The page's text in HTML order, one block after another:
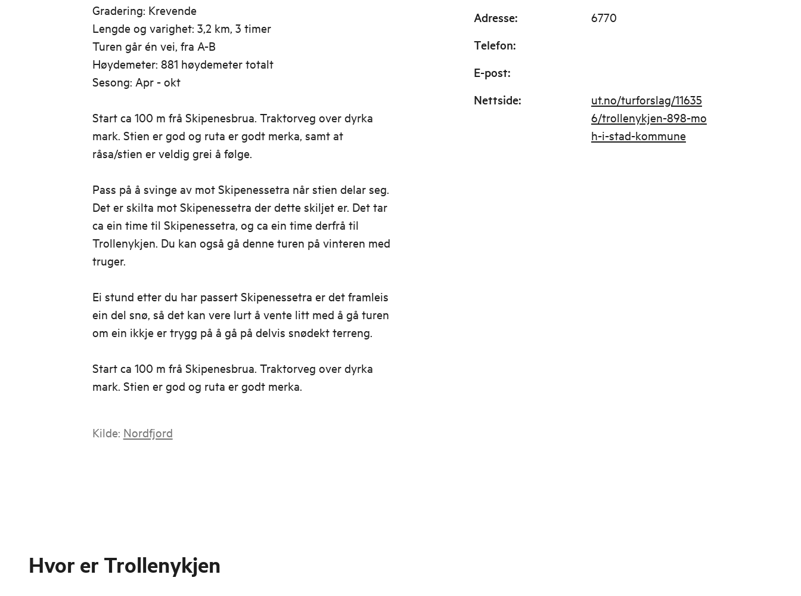
Gradering: Krevende
Lengde og varighet: 3,2 km, 3 timer
Turen går én vei, fra A-B
Høydemeter: 881 høydemeter totalt
Sesong: Apr - okt
Start ca 100 m frå Skipenesbrua. Traktorveg over dyrka
mark. Stien er god og ruta er godt merka, samt at
råsa/stien er veldig grei å følge.
Pass på å svinge av mot Skipenessetra når stien delar seg.
Det er skilta mot Skipenessetra der dette skiljet er. Det tar
ca ein time til Skipenessetra, og ca ein time derfrå til
Trollenykjen. Du kan også gå denne turen på vinteren med
truger.
Ei stund etter du har passert Skipenessetra er det framleis
ein del snø, så det kan vere lurt å vente litt med å gå turen
om ein ikkje er trygg på å gå på delvis snødekt terreng.
Start ca 100 m frå Skipenesbrua. Traktorveg over dyrka
mark. Stien er god og ruta er godt merka.
Kilde: Nordfjord
Adresse: 6770
Telefon:
E-post:
Nettside:
ut.no/turforslag/11635
6/trollenykjen-898-mo
h-i-stad-kommune
Hvor er Trollenykjen